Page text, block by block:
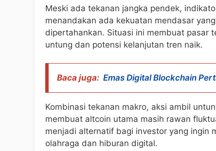
Meski ada tekanan jangka pendek,
menandakan ada kekuatan mendasar
dipertahankan. Situasi ini membuat pasar
untung dan potensi kelanjutan tren naik.
Baca juga: Emas Digital Blockchain
Kombinasi tekanan makro, aksi ambil
membuat altcoin utama masih rawan
menjadi alternatif bagi investor yang ingin
olahraga dan hiburan digital.